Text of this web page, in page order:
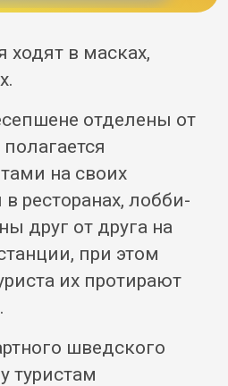
ходят в масках,
отделены от
на своих
ресторанах, лобби-
друг от друга на
при этом
их протирают
шведского
туристам